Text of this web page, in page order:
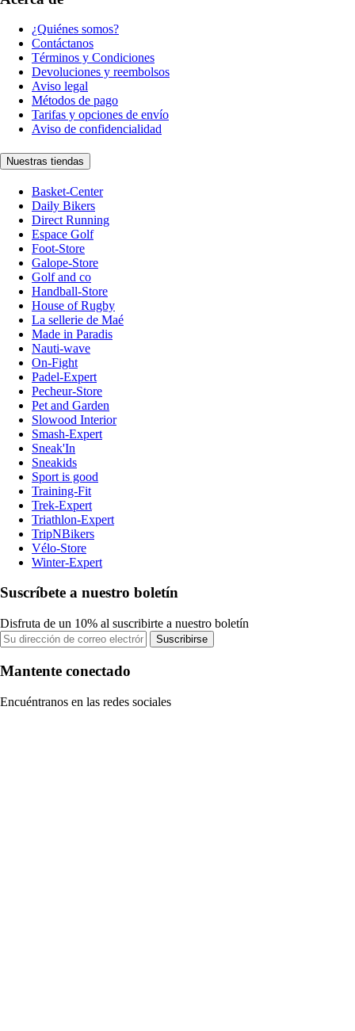
¿Quiénes somos?
Contáctanos
Términos y Condiciones
Devoluciones y reembolsos
Aviso legal
Métodos de pago
Tarifas y opciones de envío
Aviso de confidencialidad
Nuestras tiendas
Basket-Center
Daily Bikers
Direct Running
Espace Golf
Foot-Store
Galope-Store
Golf and co
Handball-Store
House of Rugby
La sellerie de Maé
Made in Paradis
Nauti-wave
On-Fight
Padel-Expert
Pecheur-Store
Pet and Garden
Slowood Interior
Smash-Expert
Sneak'In
Sneakids
Sport is good
Training-Fit
Trek-Expert
Triathlon-Expert
TripNBikers
Vélo-Store
Winter-Expert
Suscríbete a nuestro boletín
Disfruta de un 10% al suscribirte a nuestro boletín
Suscribirse
Mantente conectado
Encuéntranos en las redes sociales